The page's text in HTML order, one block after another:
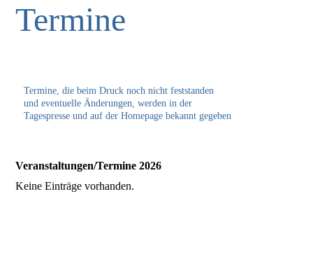
Termine
Termine, die beim Druck noch nicht feststanden
und eventuelle Änderungen, werden in der
Tagespresse und auf der Homepage bekannt gegeben
Veranstaltungen/Termine 2026
Keine Einträge vorhanden.